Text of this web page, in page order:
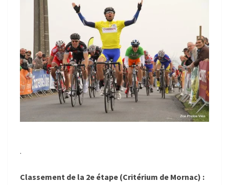
.
Classement de la 2e étape (Critérium de Mornac) :